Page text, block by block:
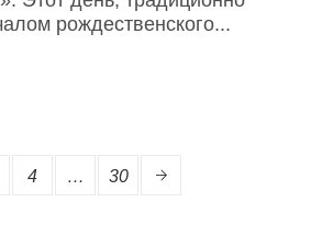
рождественского...
4 … 30